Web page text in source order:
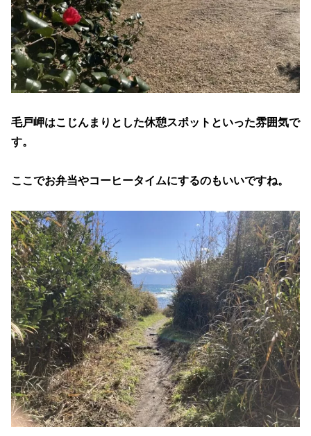
毛戸岬はこじんまりとした休憩スポットといった雰囲気で
す。
ここでお弁当やコーヒータイムにするのもいいですね。